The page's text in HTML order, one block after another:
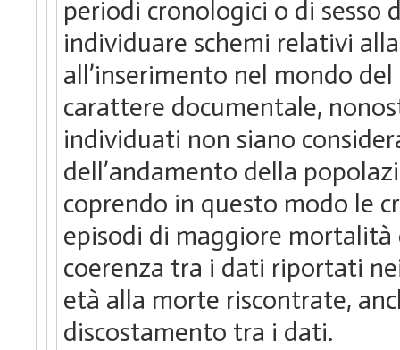
periodi cronologici o di sesso
individuare schemi relativi
all’inserimento nel mondo
carattere documentale,
individuati non siano
dell’andamento della
coprendo in questo modo le
episodi di maggiore mortalità
coerenza tra i dati riportati
età alla morte riscontrate,
discostamento tra i dati.